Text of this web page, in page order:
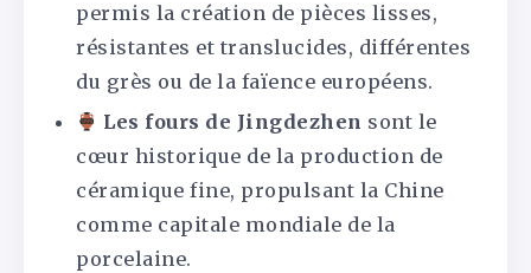
permis la création de pièces lisses,
résistantes et translucides, différentes
du grès ou de la faïence européens.
Les fours de Jingdezhen sont le
cœur historique de la production de
céramique fine, propulsant la Chine
comme capitale mondiale de la
porcelaine.